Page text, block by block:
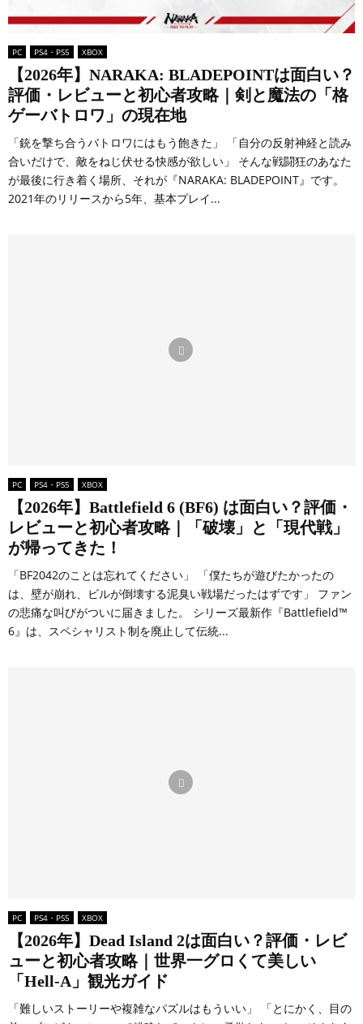
PC PS4・PS5 XBOX
【2026年】NARAKA: BLADEPOINTは面白い？
評価・レビューと初心者攻略｜剣と魔法の「格
ゲーバトロワ」の現在地
「銃を撃ち合うバトロワにはもう飽きた」 「自分の反射神経と読み
合いだけで、敵をねじ伏せる快感が欲しい」 そんな戦闘狂のあなた
が最後に行き着く場所、それが『NARAKA: BLADEPOINT』です。
2021年のリリースから5年、基本プレイ...
PC PS4・PS5 XBOX
【2026年】Battlefield 6 (BF6) は面白い？評価・
レビューと初心者攻略｜「破壊」と「現代戦」
が帰ってきた！
「BF2042のことは忘れてください」 「僕たちが遊びたかったの
は、壁が崩れ、ビルが倒壊する泥臭い戦場だったはずです」 ファン
の悲痛な叫びがついに届きました。 シリーズ最新作『Battlefield™
6』は、スペシャリスト制を廃止して伝統...
PC PS4・PS5 XBOX
【2026年】Dead Island 2は面白い？評価・レビ
ューと初心者攻略｜世界一グロくて美しい
「Hell-A」観光ガイド
「難しいストーリーや複雑なパズルはもういい」 「とにかく、目の